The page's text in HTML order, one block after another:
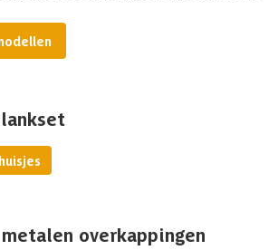
overkappingen